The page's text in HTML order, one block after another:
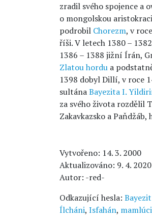
zradil svého spojence a
o mongolskou
podrobil Chorezm, v
říši. V letech 1380 –
1386 – 1388 jižní Írán,
Zlatou hordu a
1398 dobyl Dillí, v roce
sultánaBayezita I.
za svého života rozdělil
Zakavkazsko a
Vytvořeno: 14. 3. 2000
Aktualizováno: 9. 4. 2020
Autor: -red-
Odkazující hesla:
Ílcháni, Isfahán, mamlúci